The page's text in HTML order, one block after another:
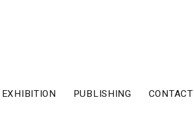
EXHIBITION PUBLISHING CONTACT